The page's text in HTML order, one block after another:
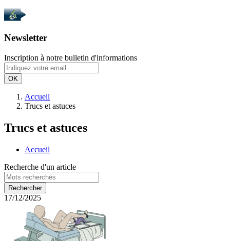
Newsletter
Inscription à notre bulletin d'informations
OK
Accueil
Trucs et astuces
Trucs et astuces
Accueil
Recherche d'un article
17/12/2025